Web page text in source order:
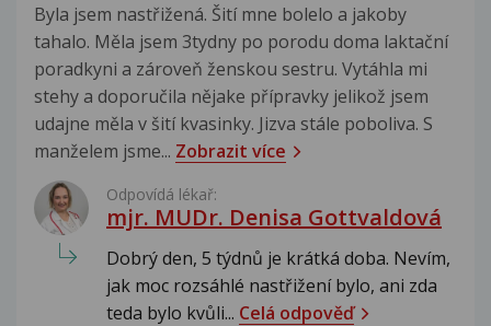
Byla jsem nastřižená. Šití mne bolelo a jakoby
tahalo. Měla jsem 3tydny po porodu doma laktační
poradkyni a zároveň ženskou sestru. Vytáhla mi
stehy a doporučila nějake přípravky jelikož jsem
udajne měla v šití kvasinky. Jizva stále poboliva. S
manželem jsme... Zobrazit více
Odpovídá lékař:
mjr. MUDr. Denisa Gottvaldová
Dobrý den, 5 týdnů je krátká doba. Nevím,
jak moc rozsáhlé nastřižení bylo, ani zda
teda bylo kvůli... Celá odpověď